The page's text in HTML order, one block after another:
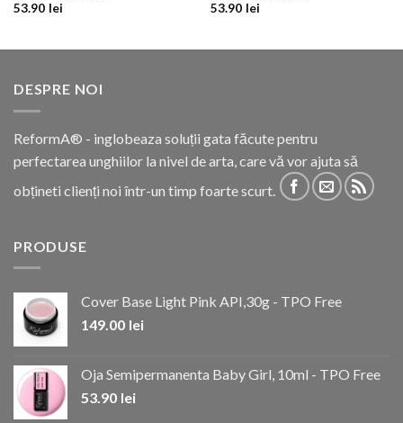
53.90 lei
53.90 lei
DESPRE NOI
ReformA® - inglobeaza soluții gata făcute pentru
perfectarea unghiilor la nivel de arta, care vă vor ajuta să
obțineti clienți noi într-un timp foarte scurt.
PRODUSE
Cover Base Light Pink API,30g - TPO Free
149.00 lei
Oja Semipermanenta Baby Girl, 10ml - TPO Free
53.90 lei